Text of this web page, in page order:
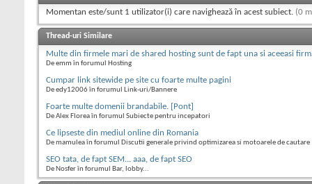
Momentan este/sunt 1 utilizator(i) care navighează în acest subiect. (0
Thread-uri Similare
Multe din firmele mari de shared hosting sunt de fapt una si aceeasi
De emm în forumul Hosting
Cumpar link sitewide pe site cu foarte multe pagini
De edy12006 în forumul Link-uri/Bannere
Foarte multe domenii brandabile. [Pont]
De Alex Florea în forumul Subiecte pentru incepatori
Ce lipseste din mediul online din Romania
De mamulea în forumul Discutii generale privind optimizarea si motoarele de cautare
SEO tata, de fapt SEM... aaa, de fapt SEO
De Nosfer în forumul Bar, lobby...